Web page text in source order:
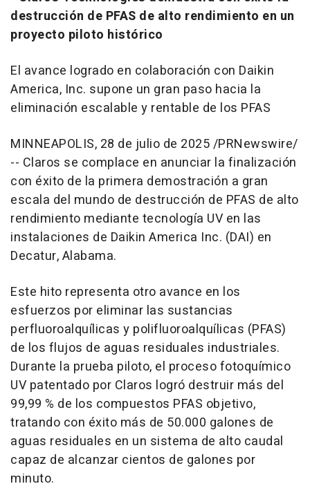
destrucción de PFAS de alto rendimiento en un
proyecto piloto histórico
El avance logrado en colaboración con Daikin
America, Inc. supone un gran paso hacia la
eliminación escalable y rentable de los PFAS
MINNEAPOLIS, 28 de julio de 2025/PRNewswire/
-- Claros se complace en anunciar la finalización
con éxito de la primera demostración a gran
escala del mundo de destrucción de PFAS de alto
rendimiento mediante tecnología UV en las
instalaciones de Daikin America Inc. (DAI) en
Decatur, Alabama.
Este hito representa otro avance en los
esfuerzos por eliminar las sustancias
perfluoroalquílicas y polifluoroalquílicas (PFAS)
de los flujos de aguas residuales industriales.
Durante la prueba piloto, el proceso fotoquímico
UV patentado por Claros logró destruir más del
99,99 % de los compuestos PFAS objetivo,
tratando con éxito más de 50.000 galones de
aguas residuales en un sistema de alto caudal
capaz de alcanzar cientos de galones por
minuto.